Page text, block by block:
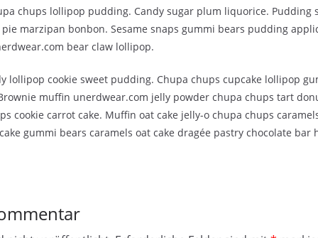
chups lollipop pudding. Candy sugar plum liquorice. Pudding
marzipan bonbon. Sesame snaps gummi bears pudding
bear claw lollipop.
lollipop cookie sweet pudding. Chupa chups cupcake lollipop
muffin unerdwear.com jelly powder chupa chups tart
cookie carrot cake. Muffin oat cake jelly-o chupa chups
gummi bears caramels oat cake dragée pastry chocolate bar